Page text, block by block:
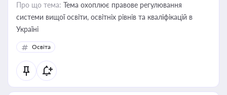
Про що тема: Тема охоплює правове регулювання
системи вищої освіти, освітніх рівнів та кваліфікацій в
Україні
Освіта